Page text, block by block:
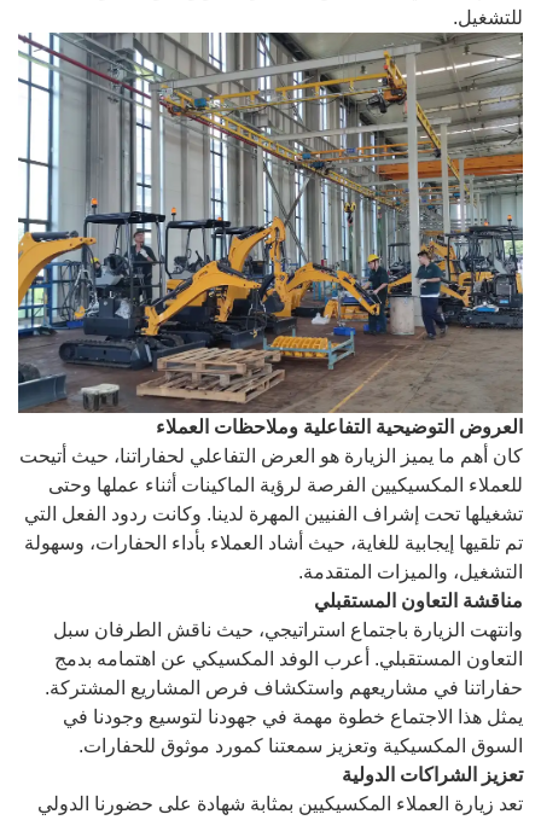
للتشغيل.
العروض التوضيحية التفاعلية وملاحظات العملاء
كان أهم ما يميز الزيارة هو العرض التفاعلي لحفاراتنا، حيث أتيحت
للعملاء المكسيكيين الفرصة لرؤية الماكينات أثناء عملها وحتى
تشغيلها تحت إشراف الفنيين المهرة لدينا. وكانت ردود الفعل التي
تم تلقيها إيجابية للغاية، حيث أشاد العملاء بأداء الحفارات، وسهولة
التشغيل، والميزات المتقدمة.
مناقشة التعاون المستقبلي
وانتهت الزيارة باجتماع استراتيجي، حيث ناقش الطرفان سبل
التعاون المستقبلي. أعرب الوفد المكسيكي عن اهتمامه بدمج
حفاراتنا في مشاريعهم واستكشاف فرص المشاريع المشتركة.
يمثل هذا الاجتماع خطوة مهمة في جهودنا لتوسيع وجودنا في
السوق المكسيكية وتعزيز سمعتنا كمورد موثوق للحفارات.
تعزيز الشراكات الدولية
تعد زيارة العملاء المكسيكيين بمثابة شهادة على حضورنا الدولي